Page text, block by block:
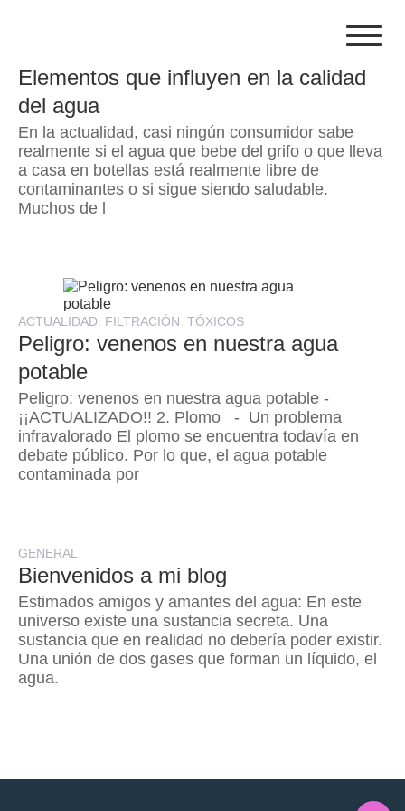
Elementos que influyen en la calidad
del agua
En la actualidad, casi ningún consumidor sabe
realmente si el agua que bebe del grifo o que lleva
a casa en botellas está realmente libre de
contaminantes o si sigue siendo saludable.
Muchos de l
ACTUALIDAD, FILTRACIÓN, TÓXICOS
Peligro: venenos en nuestra agua
potable
Peligro: venenos en nuestra agua potable -
¡¡ACTUALIZADO!! 2. Plomo - Un problema
infravalorado El plomo se encuentra todavía en
debate público. Por lo que, el agua potable
contaminada por
GENERAL
Bienvenidos a mi blog
Estimados amigos y amantes del agua: En este
universo existe una sustancia secreta. Una
sustancia que en realidad no debería poder existir.
Una unión de dos gases que forman un líquido, el
agua.